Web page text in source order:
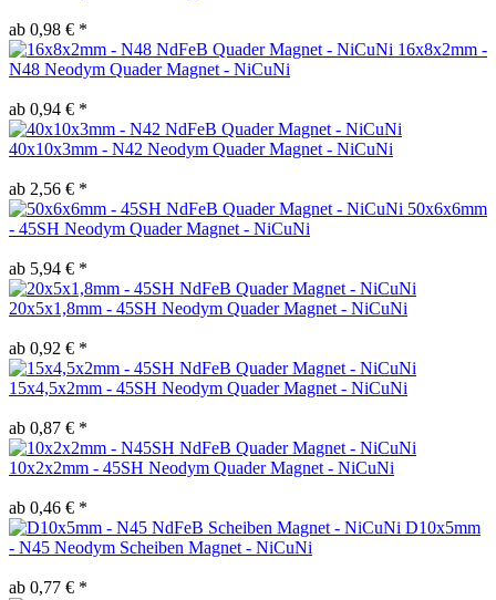
ab 0,98 € *
16x8x2mm -
N48 Neodym Quader Magnet - NiCuNi
ab 0,94 € *
40x10x3mm - N42 Neodym Quader Magnet - NiCuNi
ab 2,56 € *
50x6x6mm
- 45SH Neodym Quader Magnet - NiCuNi
ab 5,94 € *
20x5x1,8mm - 45SH Neodym Quader Magnet - NiCuNi
ab 0,92 € *
15x4,5x2mm - 45SH Neodym Quader Magnet - NiCuNi
ab 0,87 € *
10x2x2mm - 45SH Neodym Quader Magnet - NiCuNi
ab 0,46 € *
D10x5mm
- N45 Neodym Scheiben Magnet - NiCuNi
ab 0,77 € *